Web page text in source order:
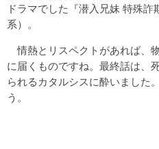
ドラマでした『潜入兄妹 特殊
系）。
情熱とリスペクトがあれば、
に届くものですね。最終話は、
られるカタルシスに酔いました
う。